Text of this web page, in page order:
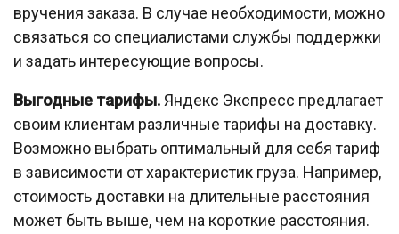
вручения заказа. В случае необходимости, можно
связаться со специалистами службы поддержки
и задать интересующие вопросы.
Выгодные тарифы. Яндекс Экспресс предлагает
своим клиентам различные тарифы на доставку.
Возможно выбрать оптимальный для себя тариф
в зависимости от характеристик груза. Например,
стоимость доставки на длительные расстояния
может быть выше, чем на короткие расстояния.